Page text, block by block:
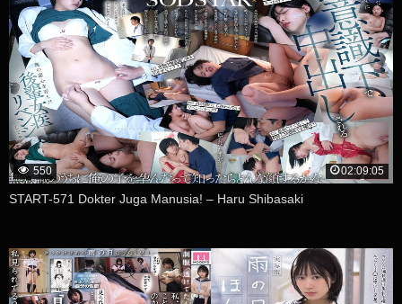
550 02:09:05
START-571 Dokter Juga Manusia! – Haru Shibasaki